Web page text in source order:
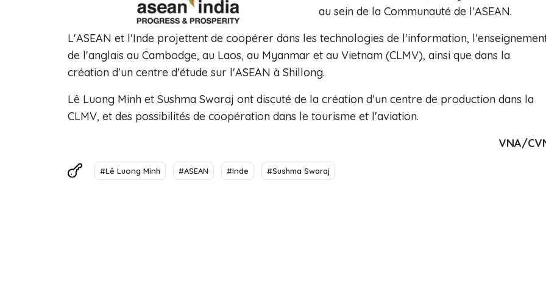
au sein de la Communauté de l'ASEAN.
L'ASEAN et l'Inde projettent de coopérer dans les technologies de l'information,
de l'anglais au Cambodge, au Laos, au Myanmar et au Vietnam (CLMV), ainsi que dans la
création d'un centre d'étude sur l'ASEAN à Shillong.
Lê Luong Minh et Sushma Swaraj ont discuté de la création d'un centre de production dans la
CLMV, et des possibilités de coopération dans le tourisme et l'aviation.
VNA/
#Lê Luong Minh #ASEAN #Inde #Sushma Swaraj